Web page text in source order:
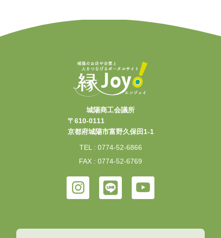
城陽商工会議所
〒610-0111
京都府城陽市富野久保田1-1
TEL : 0774-52-6866
FAX : 0774-52-6769